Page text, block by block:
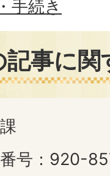
手続き
記事に
号：920-